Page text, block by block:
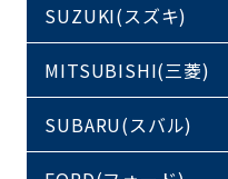
SUZUKI(スズキ)
MITSUBISHI(三菱)
SUBARU(スバル)